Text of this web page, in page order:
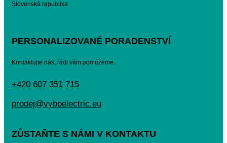
Slovenská republika
PERSONALIZOVANÉ PORADENSTVÍ
Kontaktujte nás, rádi vám pomůžeme.
+420 607 351 715
prodej@vyboelectric.eu
ZŮSTAŇTE S NÁMI V KONTAKTU